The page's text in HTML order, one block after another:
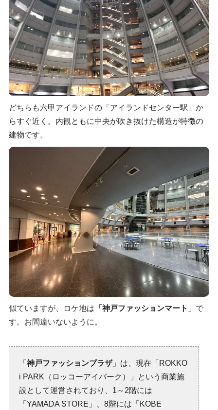
どちらも六甲アイランドの「アイランドセンター駅」か
らすぐ近く。内観ともに中央が吹き抜けた構造が特徴の
建物です。
似ていますが、ロケ地は 「神戸ファッションマート 」で
す。お間違いないように。
「 神戸ファッションプラザ」は、現在「ROKKO
i PARK（ロッコーアイパーク）」という商業施
設として運営されており、1～2階には
「YAMADA STORE」、8階には「KOBE